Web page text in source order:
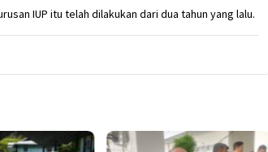
IUP itu telah dilakukan dari dua tahun yang lalu.